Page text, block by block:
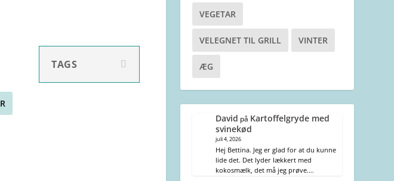
TAGS
VEGETAR
VELEGNET TIL GRILL VINTER
ÆG
David på Kartoffelgryde med
svinekød
juli 4, 2026
Hej Bettina. Jeg er glad for at du kunne
lide det. Det lyder lækkert med
kokosmælk, det må jeg prøve.…